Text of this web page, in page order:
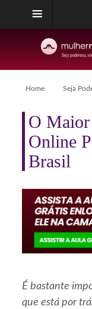
Home Seja
O Maior
Online
Brasil
É bastante
que está por